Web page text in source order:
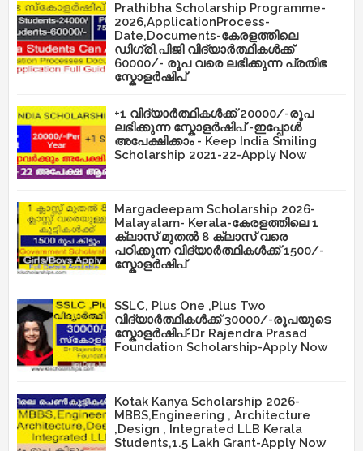
Prathibha Scholarship Programme-
2026,ApplicationProcess-
Date,Documents-കേരളത്തിലെ
ഡിഗ്രി,പിജി വിദ്യാർത്ഥികൾക്ക്
60000/- രൂപ വരെ ലഭിക്കുന്ന പ്രതിഭ
സ്കോളർഷിപ്
+1 വിദ്യാർത്ഥികൾക്ക് 20000/-രൂപ
ലഭിക്കുന്ന സ്കോളർഷിപ് -ഇപ്പോൾ
അപേക്ഷിക്കാം - Keep India Smiling
Scholarship 2021-22-Apply Now
Margadeepam Scholarship 2026-
Malayalam- Kerala-കേരളത്തിലെ 1
ക്ലാസ് മുതൽ 8 ക്ലാസ് വരെ
പഠിക്കുന്ന വിദ്യാർത്ഥികൾക്ക് 1500/-
സ്കോളർഷിപ്
SSLC, Plus One ,Plus Two
വിദ്യാർത്ഥികൾക്ക് 30000/-രൂപയുടെ
സ്കോളർഷിപ്-Dr Rajendra Prasad
Foundation Scholarship-Apply Now
Kotak Kanya Scholarship 2026-
MBBS,Engineering , Architecture
,Design , Integrated LLB Kerala
Students,1.5 Lakh Grant-Apply Now